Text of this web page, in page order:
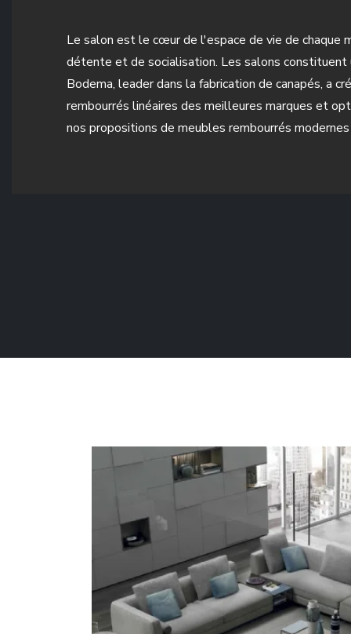
Le salon est le cœur de l'espace de vie de chaque
détente et de socialisation. Les salons constituent
Bodema, leader dans la fabrication de canapés, a
rembourrés linéaires des meilleures marques et
nos propositions de meubles rembourrés